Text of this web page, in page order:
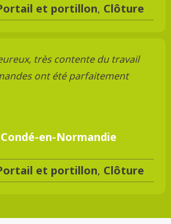
et portillon, Clôture
très contente du travail
ont été parfaitement
Condé-en-Normandie
et portillon, Clôture